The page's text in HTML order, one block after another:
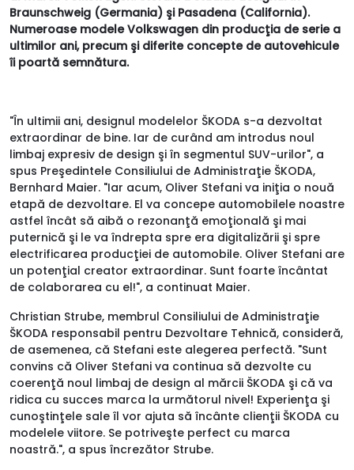
Braunschweig (Germania) şi Pasadena (California).
Numeroase modele Volkswagen din producţia de serie a
ultimilor ani, precum şi diferite concepte de autovehicule
îi poartă semnătura.
"În ultimii ani, designul modelelor ŠKODA s-a dezvoltat
extraordinar de bine. Iar de curând am introdus noul
limbaj expresiv de design şi în segmentul SUV-urilor", a
spus Preşedintele Consiliului de Administraţie ŠKODA,
Bernhard Maier. "Iar acum, Oliver Stefani va iniţia o nouă
etapă de dezvoltare. El va concepe automobilele noastre
astfel încât să aibă o rezonanţă emoţională şi mai
puternică şi le va îndrepta spre era digitalizării şi spre
electrificarea producţiei de automobile. Oliver Stefani are
un potenţial creator extraordinar. Sunt foarte încântat
de colaborarea cu el!", a continuat Maier.
Christian Strube, membrul Consiliului de Administraţie
ŠKODA responsabil pentru Dezvoltare Tehnică, consideră,
de asemenea, că Stefani este alegerea perfectă. "Sunt
convins că Oliver Stefani va continua să dezvolte cu
coerenţă noul limbaj de design al mărcii ŠKODA şi că va
ridica cu succes marca la următorul nivel! Experienţa şi
cunoştinţele sale îl vor ajuta să încânte clienţii ŠKODA cu
modelele viitore. Se potriveşte perfect cu marca
noastră.", a spus încrezător Strube.